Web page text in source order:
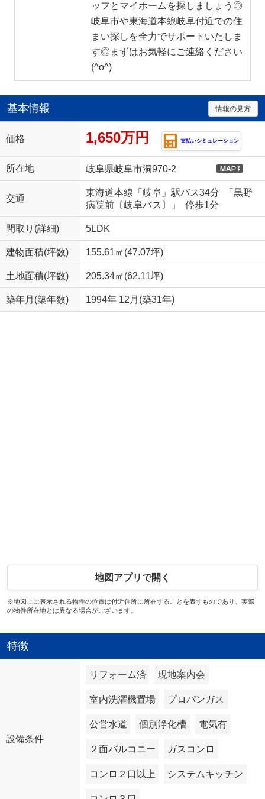
ッフとマイホームを探しましょう◎
岐阜市や東海道本線岐阜付近での住
まい探しを全力でサポートいたしま
す◎まずはお気軽にご連絡ください
(^o^)
基本情報 情報の見方
価格 1,650万円 支払いシミュレーション
所在地 岐阜県岐阜市洞970-2
交通
東海道本線「岐阜」駅バス34分 「黒野
病院前〔岐阜バス〕」 停歩1分
間取り(詳細) 5LDK
建物面積(坪数) 155.61㎡(47.07坪)
土地面積(坪数) 205.34㎡(62.11坪)
築年月(築年数) 1994年 12月(築31年)
地図アプリで開く
※地図上に表示される物件の位置は付近住所に所在することを表すものであり、実際
の物件所在地とは異なる場合がございます。
特徴
設備条件
リフォーム済 現地案内会
室内洗濯機置場 プロパンガス
公営水道 個別浄化槽 電気有
２面バルコニー ガスコンロ
コンロ２口以上 システムキッチン